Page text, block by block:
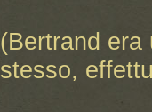
(Bertrand era
stesso,